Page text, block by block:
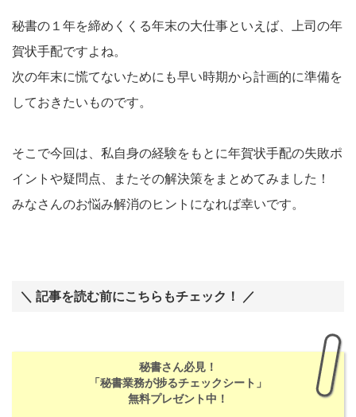
秘書の１年を締めくくる年末の大仕事といえば、上司の年
賀状手配ですよね。
次の年末に慌てないためにも早い時期から計画的に準備を
しておきたいものです。
そこで今回は、私自身の経験をもとに年賀状手配の失敗ポ
イントや疑問点、またその解決策をまとめてみました！
みなさんのお悩み解消のヒントになれば幸いです。
＼ 記事を読む前にこちらもチェック！ ／
秘書さん必見！
「秘書業務が捗るチェックシート」
無料プレゼント中！